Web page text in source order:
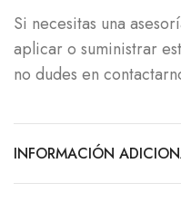
Si necesitas una
aplicar o suministrar
no dudes en
INFORMACIÓN